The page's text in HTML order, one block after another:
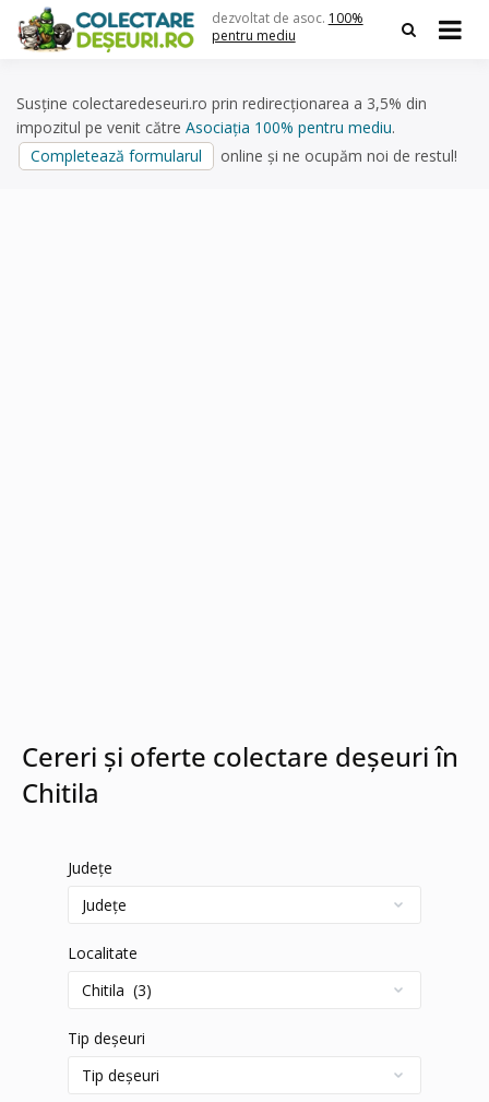
content
dezvoltat de asoc. 100%
pentru mediu
Susține colectaredeseuri.ro prin redirecționarea a 3,5% din
impozitul pe venit către Asociația 100% pentru mediu.
Completează formularul
online și ne ocupăm noi de restul!
Cereri și oferte colectare deșeuri în
Chitila
Județe
Localitate
Tip deșeuri